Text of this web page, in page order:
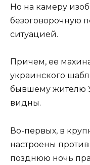
Но на камеру
безоговорочную
ситуацией.
Причем, ее
украинского
бывшему жителю
видны.
Во-первых, в
настроены
позднюю ночь